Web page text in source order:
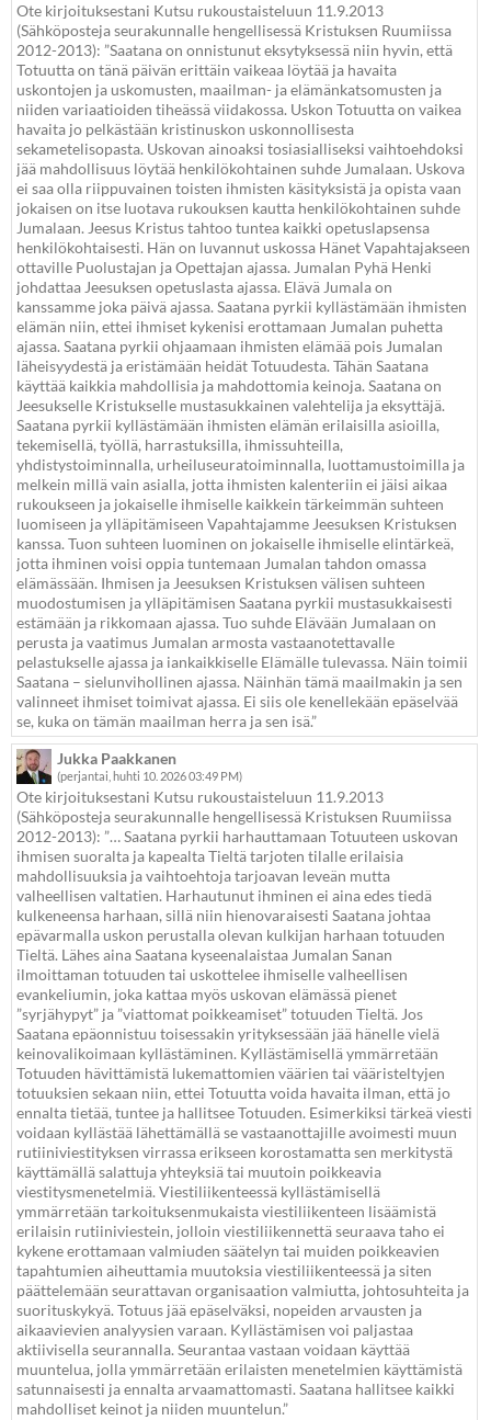
Ote kirjoituksestani Kutsu rukoustaisteluun 11.9.2013
(Sähköposteja seurakunnalle hengellisessä Kristuksen Ruumiissa
2012-2013): ”Saatana on onnistunut eksytyksessä niin hyvin, että
Totuutta on tänä päivän erittäin vaikeaa löytää ja havaita
uskontojen ja uskomusten, maailman- ja elämänkatsomusten ja
niiden variaatioiden tiheässä viidakossa. Uskon Totuutta on vaikea
havaita jo pelkästään kristinuskon uskonnollisesta
sekametelisopasta. Uskovan ainoaksi tosiasialliseksi vaihtoehdoksi
jää mahdollisuus löytää henkilökohtainen suhde Jumalaan. Uskova
ei saa olla riippuvainen toisten ihmisten käsityksistä ja opista vaan
jokaisen on itse luotava rukouksen kautta henkilökohtainen suhde
Jumalaan. Jeesus Kristus tahtoo tuntea kaikki opetuslapsensa
henkilökohtaisesti. Hän on luvannut uskossa Hänet Vapahtajakseen
ottaville Puolustajan ja Opettajan ajassa. Jumalan Pyhä Henki
johdattaa Jeesuksen opetuslasta ajassa. Elävä Jumala on
kanssamme joka päivä ajassa. Saatana pyrkii kyllästämään ihmisten
elämän niin, ettei ihmiset kykenisi erottamaan Jumalan puhetta
ajassa. Saatana pyrkii ohjaamaan ihmisten elämää pois Jumalan
läheisyydestä ja eristämään heidät Totuudesta. Tähän Saatana
käyttää kaikkia mahdollisia ja mahdottomia keinoja. Saatana on
Jeesukselle Kristukselle mustasukkainen valehtelija ja eksyttäjä.
Saatana pyrkii kyllästämään ihmisten elämän erilaisilla asioilla,
tekemisellä, työllä, harrastuksilla, ihmissuhteilla,
yhdistystoiminnalla, urheiluseuratoiminnalla, luottamustoimilla ja
melkein millä vain asialla, jotta ihmisten kalenteriin ei jäisi aikaa
rukoukseen ja jokaiselle ihmiselle kaikkein tärkeimmän suhteen
luomiseen ja ylläpitämiseen Vapahtajamme Jeesuksen Kristuksen
kanssa. Tuon suhteen luominen on jokaiselle ihmiselle elintärkeä,
jotta ihminen voisi oppia tuntemaan Jumalan tahdon omassa
elämässään. Ihmisen ja Jeesuksen Kristuksen välisen suhteen
muodostumisen ja ylläpitämisen Saatana pyrkii mustasukkaisesti
estämään ja rikkomaan ajassa. Tuo suhde Elävään Jumalaan on
perusta ja vaatimus Jumalan armosta vastaanotettavalle
pelastukselle ajassa ja iankaikkiselle Elämälle tulevassa. Näin toimii
Saatana – sielunvihollinen ajassa. Näinhän tämä maailmakin ja sen
valinneet ihmiset toimivat ajassa. Ei siis ole kenellekään epäselvää
se, kuka on tämän maailman herra ja sen isä.”
Jukka Paakkanen
(perjantai, huhti 10. 2026 03:49 PM)
Ote kirjoituksestani Kutsu rukoustaisteluun 11.9.2013
(Sähköposteja seurakunnalle hengellisessä Kristuksen Ruumiissa
2012-2013): ”… Saatana pyrkii harhauttamaan Totuuteen uskovan
ihmisen suoralta ja kapealta Tieltä tarjoten tilalle erilaisia
mahdollisuuksia ja vaihtoehtoja tarjoavan leveän mutta
valheellisen valtatien. Harhautunut ihminen ei aina edes tiedä
kulkeneensa harhaan, sillä niin hienovaraisesti Saatana johtaa
epävarmalla uskon perustalla olevan kulkijan harhaan totuuden
Tieltä. Lähes aina Saatana kyseenalaistaa Jumalan Sanan
ilmoittaman totuuden tai uskottelee ihmiselle valheellisen
evankeliumin, joka kattaa myös uskovan elämässä pienet
”syrjähypyt” ja ”viattomat poikkeamiset” totuuden Tieltä. Jos
Saatana epäonnistuu toisessakin yrityksessään jää hänelle vielä
keinovalikoimaan kyllästäminen. Kyllästämisellä ymmärretään
Totuuden hävittämistä lukemattomien väärien tai vääristeltyjen
totuuksien sekaan niin, ettei Totuutta voida havaita ilman, että jo
ennalta tietää, tuntee ja hallitsee Totuuden. Esimerkiksi tärkeä viesti
voidaan kyllästää lähettämällä se vastaanottajille avoimesti muun
rutiiniviestityksen virrassa erikseen korostamatta sen merkitystä
käyttämällä salattuja yhteyksiä tai muutoin poikkeavia
viestitysmenetelmiä. Viestiliikenteessä kyllästämisellä
ymmärretään tarkoituksenmukaista viestiliikenteen lisäämistä
erilaisin rutiiniviestein, jolloin viestiliikennettä seuraava taho ei
kykene erottamaan valmiuden säätelyn tai muiden poikkeavien
tapahtumien aiheuttamia muutoksia viestiliikenteessä ja siten
päättelemään seurattavan organisaation valmiutta, johtosuhteita ja
suorituskykyä. Totuus jää epäselväksi, nopeiden arvausten ja
aikaavievien analyysien varaan. Kyllästämisen voi paljastaa
aktiivisella seurannalla. Seurantaa vastaan voidaan käyttää
muuntelua, jolla ymmärretään erilaisten menetelmien käyttämistä
satunnaisesti ja ennalta arvaamattomasti. Saatana hallitsee kaikki
mahdolliset keinot ja niiden muuntelun.”